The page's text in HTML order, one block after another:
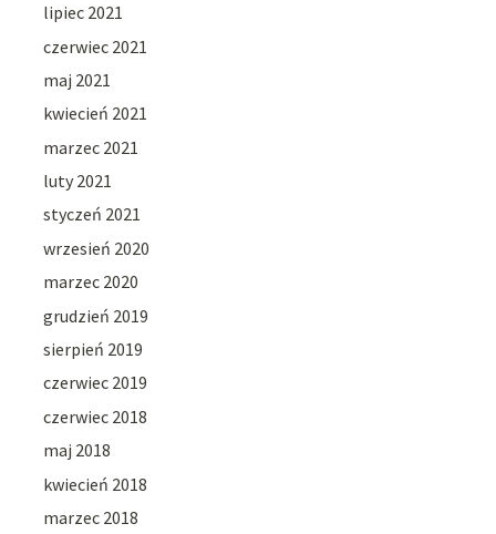
lipiec 2021
czerwiec 2021
maj 2021
kwiecień 2021
marzec 2021
luty 2021
styczeń 2021
wrzesień 2020
marzec 2020
grudzień 2019
sierpień 2019
czerwiec 2019
czerwiec 2018
maj 2018
kwiecień 2018
marzec 2018